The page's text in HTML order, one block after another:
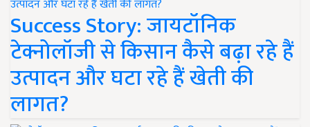
Success Story: जायटॉनिक
टेक्नोलॉजी से किसान कैसे बढ़ा रहे हैं
उत्पादन और घटा रहे हैं खेती की
लागत?